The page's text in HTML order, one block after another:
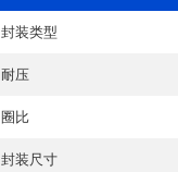
封装类型
耐压
圈比
封装尺寸